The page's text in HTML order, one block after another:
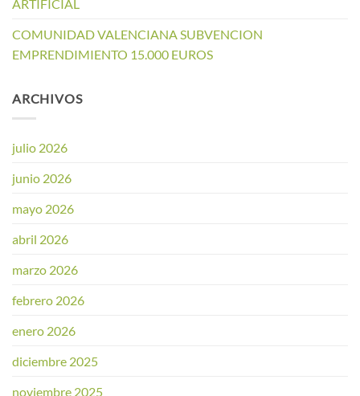
ARTIFICIAL
COMUNIDAD VALENCIANA SUBVENCION
EMPRENDIMIENTO 15.000 EUROS
ARCHIVOS
julio 2026
junio 2026
mayo 2026
abril 2026
marzo 2026
febrero 2026
enero 2026
diciembre 2025
noviembre 2025